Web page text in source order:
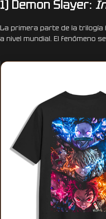
1) Demon Slayer:
La primera parte de la trilogía
a nivel mundial. El fenómeno